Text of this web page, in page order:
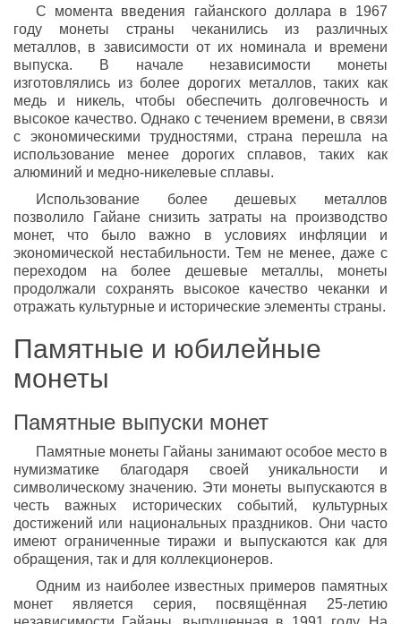
С момента введения гайанского доллара в 1967
году монеты страны чеканились из различных
металлов, в зависимости от их номинала и времени
выпуска. В начале независимости монеты
изготовлялись из более дорогих металлов, таких как
медь и никель, чтобы обеспечить долговечность и
высокое качество. Однако с течением времени, в связи
с экономическими трудностями, страна перешла на
использование менее дорогих сплавов, таких как
алюминий и медно-никелевые сплавы.
Использование более дешевых металлов
позволило Гайане снизить затраты на производство
монет, что было важно в условиях инфляции и
экономической нестабильности. Тем не менее, даже с
переходом на более дешевые металлы, монеты
продолжали сохранять высокое качество чеканки и
отражать культурные и исторические элементы страны.
Памятные и юбилейные
монеты
Памятные выпуски монет
Памятные монеты Гайаны занимают особое место в
нумизматике благодаря своей уникальности и
символическому значению. Эти монеты выпускаются в
честь важных исторических событий, культурных
достижений или национальных праздников. Они часто
имеют ограниченные тиражи и выпускаются как для
обращения, так и для коллекционеров.
Одним из наиболее известных примеров памятных
монет является серия, посвящённая 25-летию